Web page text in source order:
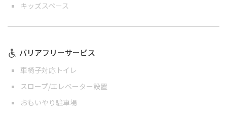
キッズスペース
バリアフリーサービス
車椅子対応トイレ
スロープ/エレベーター設置
おもいやり駐車場